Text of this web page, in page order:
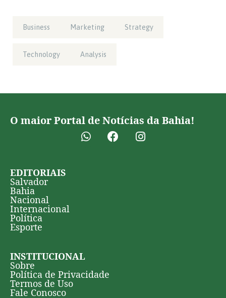
Business Marketing Strategy
Technology Analysis
O maior Portal de Notícias da Bahia!
EDITORIAIS
Salvador
Bahia
Nacional
Internacional
Política
Esporte
INSTITUCIONAL
Sobre
Política de Privacidade
Termos de Uso
Fale Conosco